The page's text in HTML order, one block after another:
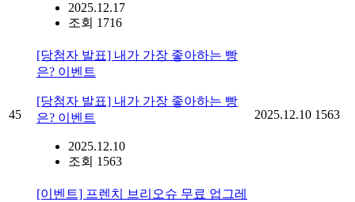
2025.12.17
조회 1716
45
[당첨자 발표] 내가 가장 좋아하는 빵
은? 이벤트
[당첨자 발표] 내가 가장 좋아하는 빵
은? 이벤트
2025.12.10
조회 1563
2025.12.10 1563
[이벤트] 프렌치 브리오슈 무료 업그레